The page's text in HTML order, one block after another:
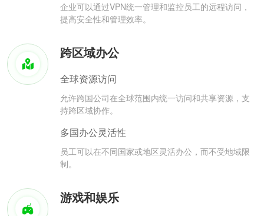
企业可以通过VPN统一管理和监控员工的远程访问，
提高安全性和管理效率。
跨区域办公
全球资源访问
允许跨国公司在全球范围内统一访问和共享资源，支
持跨区域协作。
多国办公灵活性
员工可以在不同国家或地区灵活办公，而不受地域限
制。
游戏和娱乐